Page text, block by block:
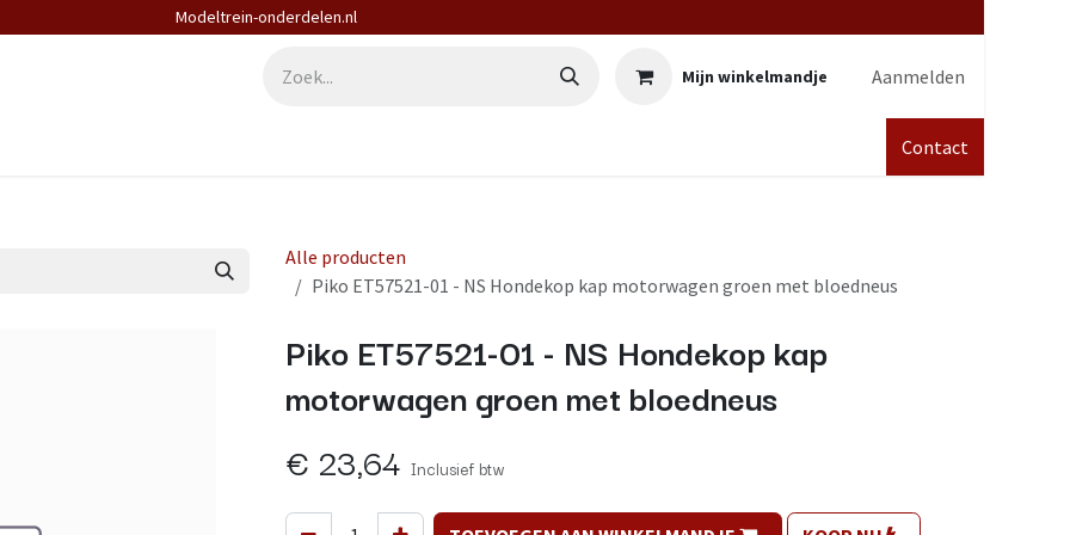
Modeltrein-onderdelen.nl
Mijn winkelmandje Aanmelden
Contact
Alle producten
Piko ET57521-01 - NS Hondekop kap motorwagen groen met bloedneus
Piko ET57521-01 - NS Hondekop kap
motorwagen groen met bloedneus
€ 23,64 Inclusief btw